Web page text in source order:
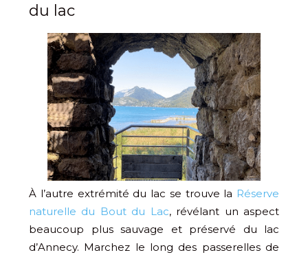
du lac
À l’autre extrémité du lac se trouve la Réserve
naturelle du Bout du Lac, révélant un aspect
beaucoup plus sauvage et préservé du lac
d’Annecy. Marchez le long des passerelles de